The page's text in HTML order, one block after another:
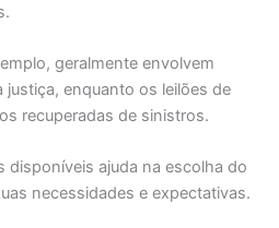
geralmente envolvem
justiça, enquanto os leilões de
recuperadas de sinistros.
disponíveis ajuda na escolha do
necessidades e expectativas.